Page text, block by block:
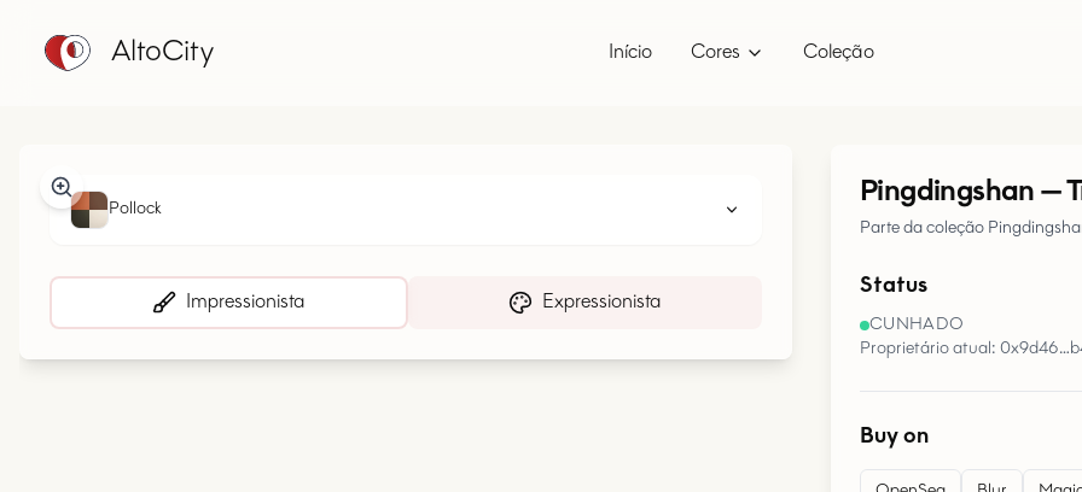
AltoCity Início Cores Coleção
Pollock
Impressionista Expressionista
Pingdingshan —
Parte da coleção
Status
CUNHADO
Proprietário atual:
Buy on